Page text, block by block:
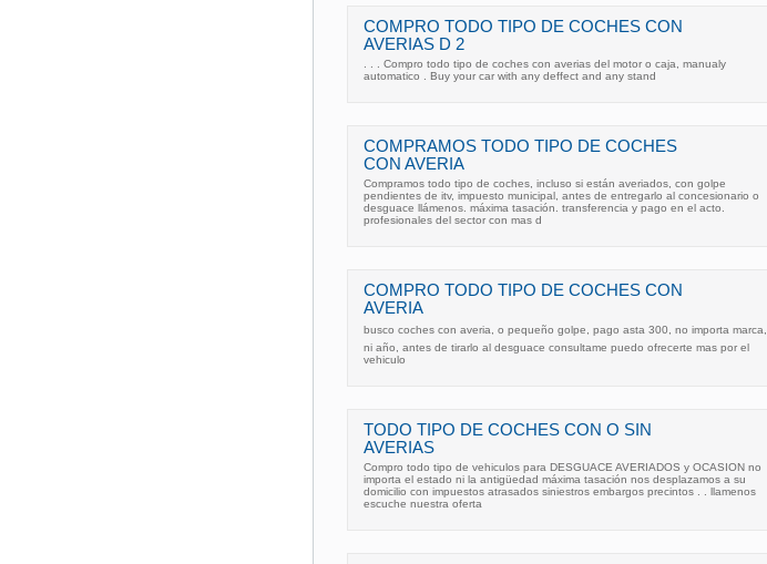
COMPRO TODO TIPO DE COCHES CON
AVERIAS D 2
. . . Compro todo tipo de coches con averias del motor o caja, manualy
automatico . Buy your car with any deffect and any stand
COMPRAMOS TODO TIPO DE COCHES
CON AVERIA
Compramos todo tipo de coches, incluso si están averiados, con golpe
pendientes de itv, impuesto municipal, antes de entregarlo al concesionario o
desguace llámenos. máxima tasación. transferencia y pago en el acto.
profesionales del sector con mas d
COMPRO TODO TIPO DE COCHES CON
AVERIA
busco coches con averia, o pequeño golpe, pago asta 300, no importa marca,
ni año, antes de tirarlo al desguace consultame puedo ofrecerte mas por el
vehiculo
TODO TIPO DE COCHES CON O SIN
AVERIAS
Compro todo tipo de vehiculos para DESGUACE AVERIADOS y OCASION no
importa el estado ni la antigüedad máxima tasación nos desplazamos a su
domicilio con impuestos atrasados siniestros embargos precintos . . llamenos
escuche nuestra oferta